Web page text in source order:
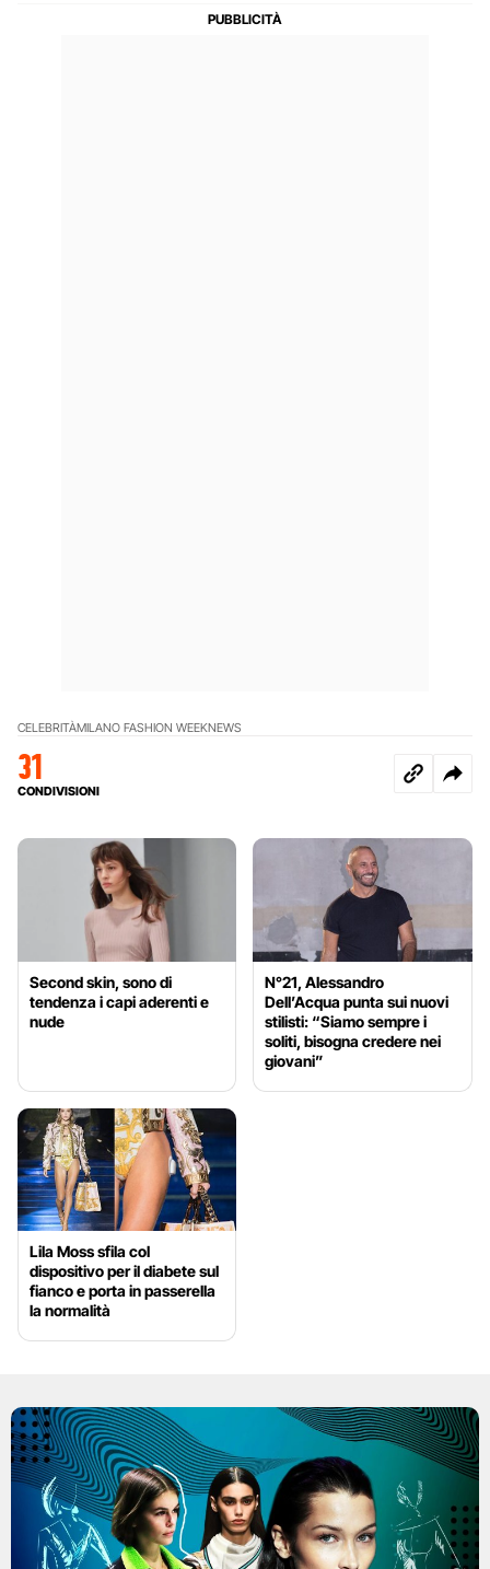
CELEBRITÀMILANO FASHION WEEKNEWS
31
CONDIVISIONI
Second skin, sono di
tendenza i capi aderenti e
nude
N°21, Alessandro
Dell’Acqua punta sui nuovi
stilisti: “Siamo sempre i
soliti, bisogna credere nei
giovani”
Lila Moss sfila col
dispositivo per il diabete sul
fianco e porta in passerella
la normalità